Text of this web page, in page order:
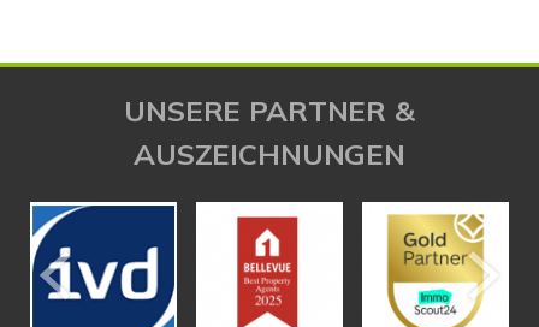
UNSERE PARTNER &
AUSZEICHNUNGEN